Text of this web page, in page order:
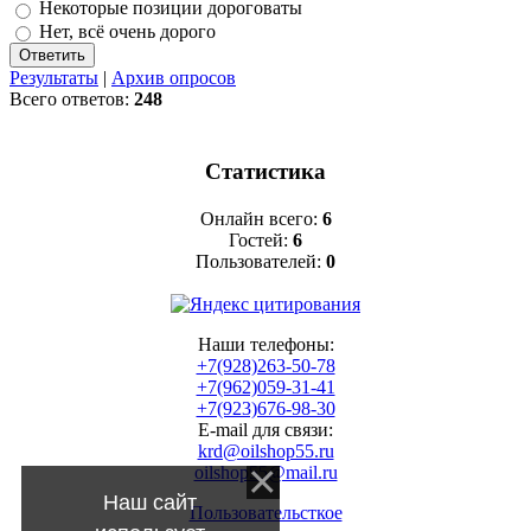
Некоторые позиции дороговаты
Нет, всё очень дорого
Результаты | Архив опросов
Всего ответов: 248
Статистика
Онлайн всего: 6
Гостей: 6
Пользователей: 0
Наши телефоны:
+7(928)263-50-78
+7(962)059-31-41
+7(923)676-98-30
E-mail для связи:
krd@oilshop55.ru
oilshop55@mail.ru
Пользовательсткое
Наш сайт